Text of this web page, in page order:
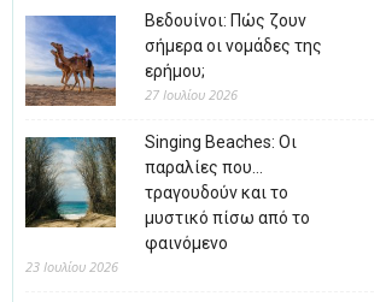
Βεδουίνοι: Πώς ζουν
σήμερα οι νομάδες της
ερήμου;
27 Ιουλίου 2026
Singing Beaches: Οι
παραλίες που…
τραγουδούν και το
μυστικό πίσω από το
φαινόμενο
23 Ιουλίου 2026